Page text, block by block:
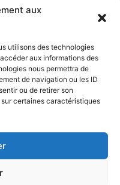
aux
utilisons des technologies
aux informations des
nous permettra de
de navigation ou les ID
ou de retirer son
certaines caractéristiques